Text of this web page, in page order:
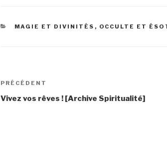
CATÉGORIES
MAGIE ET DIVINITÉS , OCCULTE ET
Navigation
de
Article
précédent
PRÉCÉDENT
Vivez vos rêves ! [Archive Spiritualité]